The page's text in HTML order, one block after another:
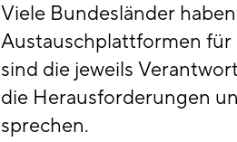
Viele Bundesländer
Austauschplattformen für
sind die jeweils
die Herausforderungen
sprechen.